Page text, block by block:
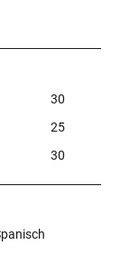
30
25
30